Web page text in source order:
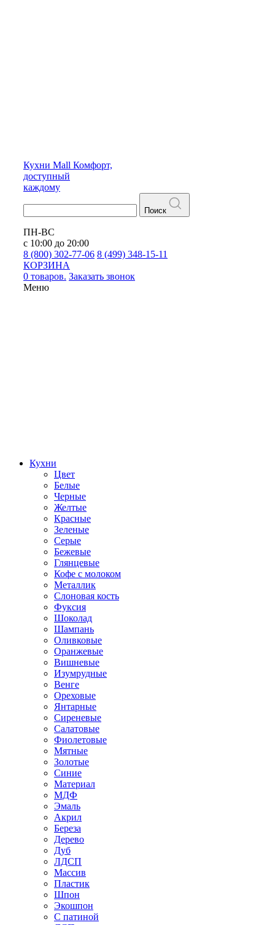
Кухни Mall Комфорт,
доступный
каждому
Поиск
ПН-ВС
с 10:00 до 20:00
8 (800) 302-77-06 8 (499) 348-15-11
КОРЗИНА
0 товаров. Заказать звонок
Меню
Кухни
Цвет
Белые
Черные
Желтые
Красные
Зеленые
Серые
Бежевые
Глянцевые
Кофе с молоком
Металлик
Слоновая кость
Фуксия
Шоколад
Шампань
Оливковые
Оранжевые
Вишневые
Изумрудные
Венге
Ореховые
Янтарные
Сиреневые
Салатовые
Фиолетовые
Мятные
Золотые
Синие
Материал
МДФ
Эмаль
Акрил
Береза
Дерево
Дуб
ЛДСП
Массив
Пластик
Шпон
Экошпон
С патиной